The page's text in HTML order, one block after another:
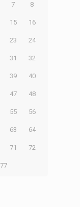
7 8
15 16
23 24
31 32
39 40
47 48
55 56
63 64
71 72
77